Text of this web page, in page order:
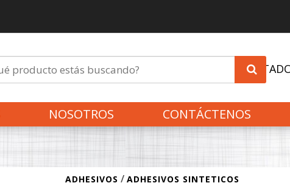
NOSOTROS CONTÁCTENOS
ADHESIVOS / ADHESIVOS SINTETICOS